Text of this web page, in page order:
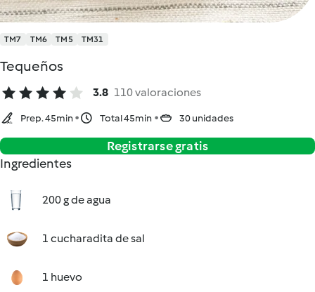
TM7 TM6 TM5 TM31
Tequeños
3.8 110 valoraciones
Prep. 45min Total 45min 30 unidades
Registrarse gratis
Ingredientes
200 g de agua
1 cucharadita de sal
1 huevo